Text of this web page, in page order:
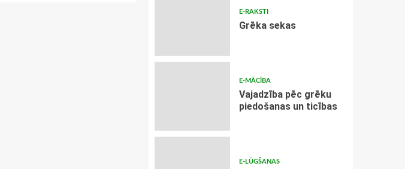
E-RAKSTI
Grēka sekas
E-MĀCĪBA
Vajadzība pēc grēku
piedošanas un ticības
E-LŪGŠANAS